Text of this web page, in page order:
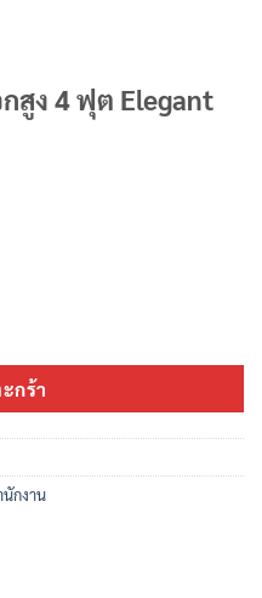
สูง 4 ฟุต Elegant
กร้า
นักงาน